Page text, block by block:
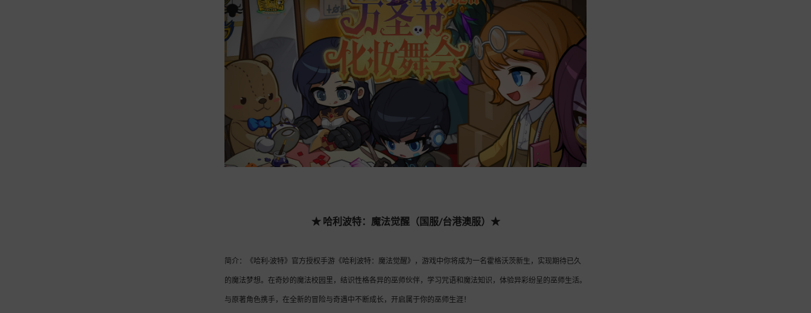
★ 哈利波特：魔法觉醒（国服/台港澳服） ★
简介：《哈利·波特》官方授权手游《哈利波特：魔法觉醒》，游戏中你将成为一名霍格沃茨新生，实现期待已久
的魔法梦想。在奇妙的魔法校园里，结识性格各异的巫师伙伴，学习咒语和魔法知识，体验异彩纷呈的巫师生活。
与原著角色携手，在全新的冒险与奇遇中不断成长，开启属于你的巫师生涯！